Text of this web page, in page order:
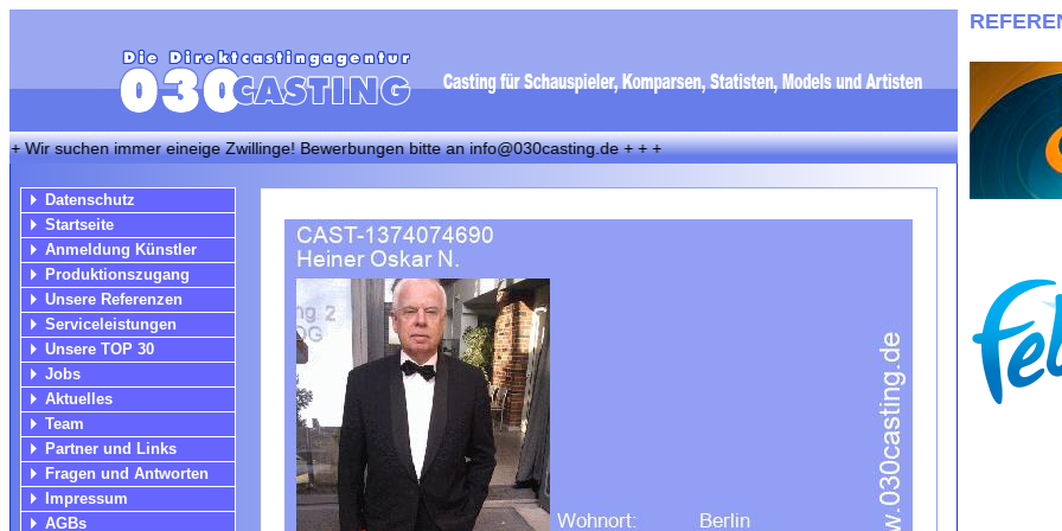
immer eineige Zwillinge! Bewerbungen bitte an info@030casting.de + + +
Datenschutz
Startseite
Anmeldung Künstler
Produktionszugang
Unsere Referenzen
Serviceleistungen
Unsere TOP 30
Jobs
Aktuelles
Team
Partner und Links
Fragen und Antworten
Impressum
AGBs